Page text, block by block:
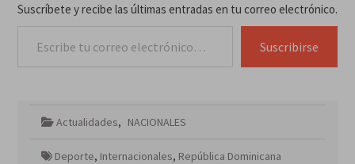
Suscríbete y recibe las últimas entradas en tu correo electrónico.
Suscribirse
Actualidades, NACIONALES
Deporte, Internacionales, República Dominicana